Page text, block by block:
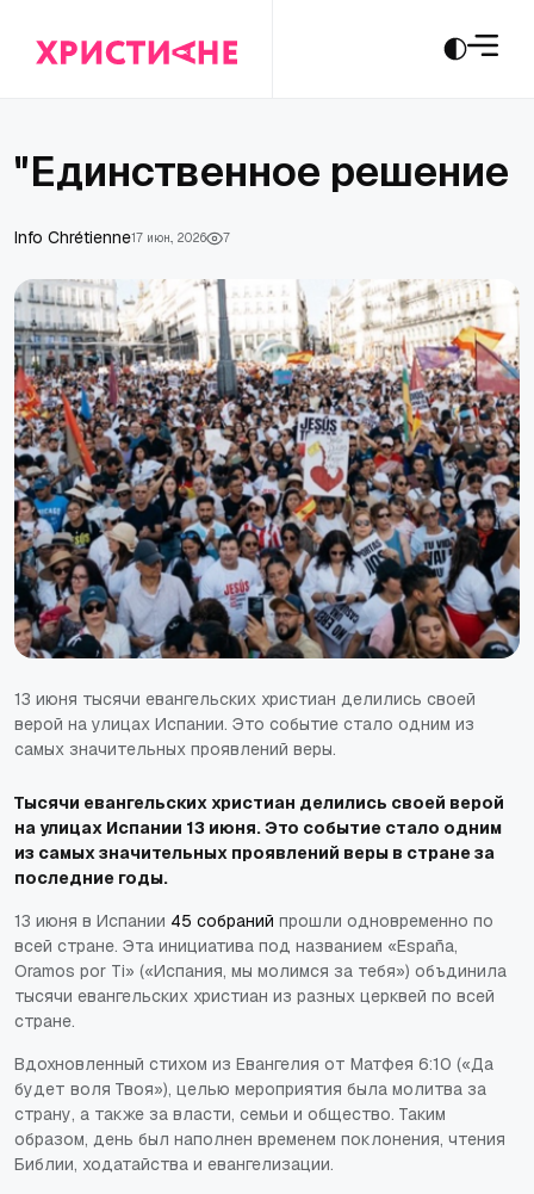
"Единственное решение
Info Chrétienne17 июн., 2026 7
13 июня тысячи евангельских христиан делились своей
верой на улицах Испании. Это событие стало одним из
самых значительных проявлений веры.
Тысячи евангельских христиан делились своей верой
на улицах Испании 13 июня. Это событие стало одним
из самых значительных проявлений веры в стране за
последние годы.
13 июня в Испании 45 собраний прошли одновременно по
всей стране. Эта инициатива под названием «España,
Oramos por Ti» («Испания, мы молимся за тебя») объдинила
тысячи евангельских христиан из разных церквей по всей
стране.
Вдохновленный стихом из Евангелия от Матфея 6:10 («Да
будет воля Твоя»), целью мероприятия была молитва за
страну, а также за власти, семьи и общество. Таким
образом, день был наполнен временем поклонения, чтения
Библии, ходатайства и евангелизации.